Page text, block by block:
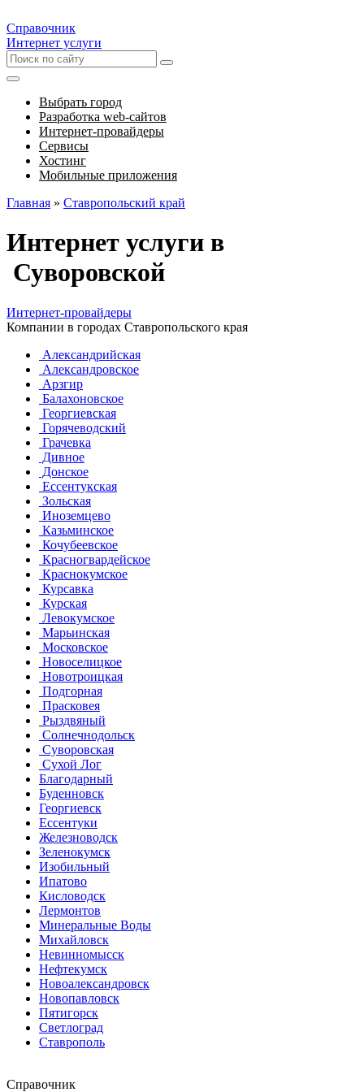
Справочник
Интернет услуги
Выбрать город
Разработка web-сайтов
Интернет-провайдеры
Сервисы
Хостинг
Мобильные приложения
Главная » Ставропольский край
Интернет услуги в
Суворовской
Интернет-провайдеры
Компании в городах Ставропольского края
Александрийская
Александровское
Арзгир
Балахоновское
Георгиевская
Горячеводский
Грачевка
Дивное
Донское
Ессентукская
Зольская
Иноземцево
Казьминское
Кочубеевское
Красногвардейское
Краснокумское
Курсавка
Курская
Левокумское
Марьинская
Московское
Новоселицкое
Новотроицкая
Подгорная
Прасковея
Рыздвяный
Солнечнодольск
Суворовская
Сухой Лог
Благодарный
Буденновск
Георгиевск
Ессентуки
Железноводск
Зеленокумск
Изобильный
Ипатово
Кисловодск
Лермонтов
Минеральные Воды
Михайловск
Невинномысск
Нефтекумск
Новоалександровск
Новопавловск
Пятигорск
Светлоград
Ставрополь
Справочник